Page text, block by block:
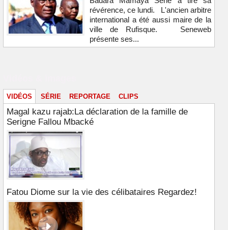
révérence, ce lundi. L'ancien arbitre
international a été aussi maire de la
ville de Rufisque. Seneweb
présente ses...
VIDÉOS SÉRIE REPORTAGE CLIPS
Magal kazu rajab:La déclaration de la famille de
Serigne Fallou Mbacké
Fatou Diome sur la vie des célibataires Regardez!